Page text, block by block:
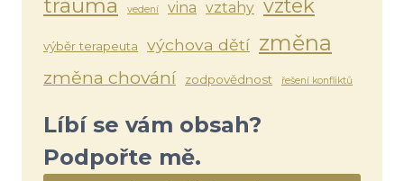
vedení vina vztahy vztek
výběr terapeuta výchova dětí změna
změna chování zodpovědnost řešení konfliktů
Líbí se vám obsah?
Podpořte mě.